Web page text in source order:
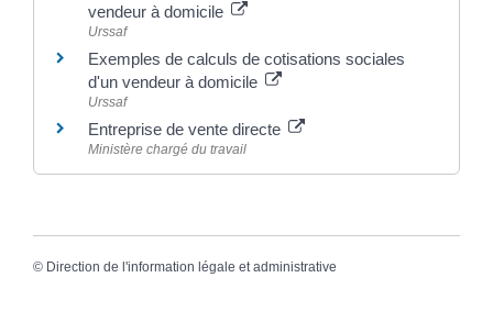
vendeur à domicile
Urssaf
Exemples de calculs de cotisations sociales
d'un vendeur à domicile
Urssaf
Entreprise de vente directe
Ministère chargé du travail
© Direction de l'information légale et administrative